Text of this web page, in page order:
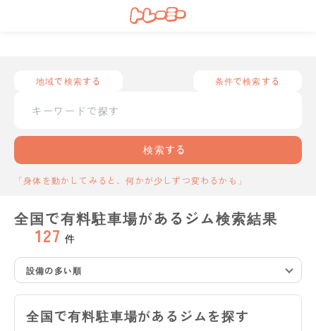
地域で検索する 条件で検索する
検索する
「身体を動かしてみると、何かが少しずつ変わるかも」
全国で有料駐車場があるジム検索結果
127 件
設備の多い順
全国で有料駐車場があるジムを探す